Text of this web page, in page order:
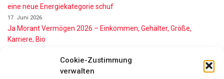
Cookie-Zustimmung
verwalten
eine neue Energiekategorie schuf
17. Juni 2026
Ja Morant Vermögen 2026 – Einkommen, Gehälter, Größe,
Karriere, Bio
Alice Walton Vermögen 2026: So reich ist die Walmart-Erbin